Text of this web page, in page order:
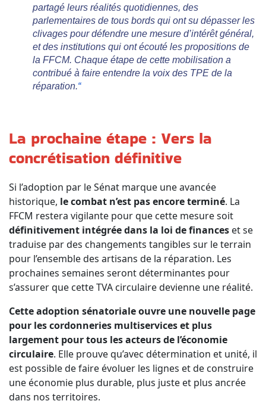
partagé leurs réalités quotidiennes, des
parlementaires de tous bords qui ont su dépasser les
clivages pour défendre une mesure d’intérêt général,
et des institutions qui ont écouté les propositions de
la FFCM. Chaque étape de cette mobilisation a
contribué à faire entendre la voix des TPE de la
réparation.“
La prochaine étape : Vers la
concrétisation définitive
Si l’adoption par le Sénat marque une avancée
historique, le combat n’est pas encore terminé. La
FFCM restera vigilante pour que cette mesure soit
définitivement intégrée dans la loi de finances et se
traduise par des changements tangibles sur le terrain
pour l’ensemble des artisans de la réparation. Les
prochaines semaines seront déterminantes pour
s’assurer que cette TVA circulaire devienne une réalité.
Cette adoption sénatoriale ouvre une nouvelle page
pour les cordonneries multiservices et plus
largement pour tous les acteurs de l’économie
circulaire. Elle prouve qu’avec détermination et unité, il
est possible de faire évoluer les lignes et de construire
une économie plus durable, plus juste et plus ancrée
dans nos territoires.